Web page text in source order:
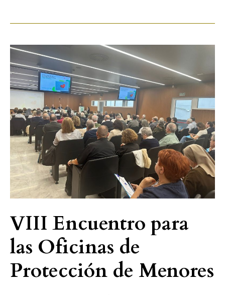
VIII Encuentro para
las Oficinas de
Protección de Menores
VIII
Encuentro
para
las
Oficinas
de
Protección
Menores